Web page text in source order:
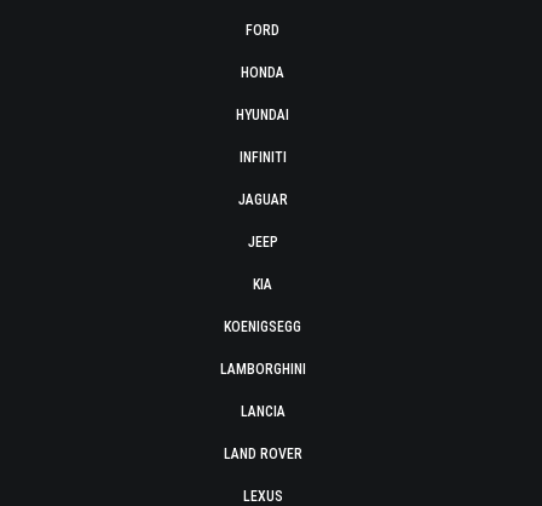
FORD
HONDA
HYUNDAI
INFINITI
JAGUAR
JEEP
KIA
KOENIGSEGG
LAMBORGHINI
LANCIA
LAND ROVER
LEXUS